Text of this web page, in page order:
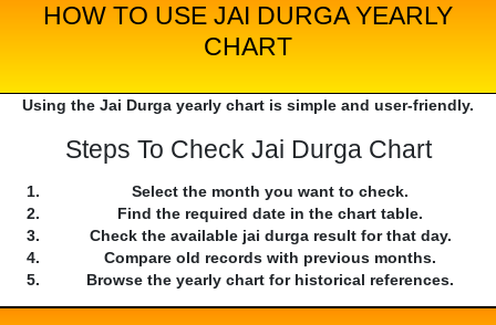
HOW TO USE JAI DURGA YEARLY
CHART
Using the Jai Durga yearly chart is simple and user-friendly.
Steps To Check Jai Durga Chart
Select the month you want to check.
Find the required date in the chart table.
Check the available jai durga result for that day.
Compare old records with previous months.
Browse the yearly chart for historical references.